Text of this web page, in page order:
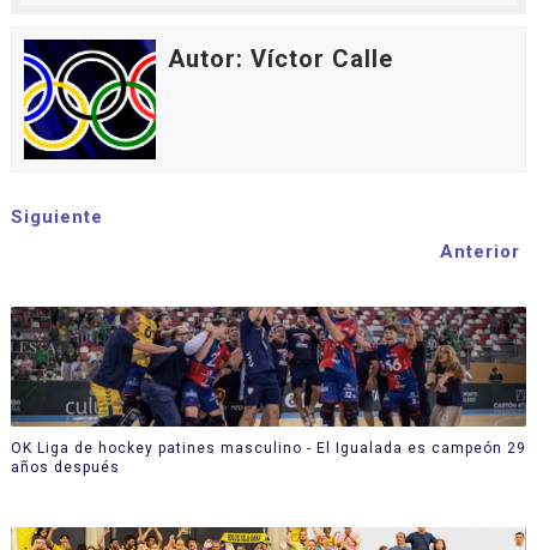
Autor: Víctor Calle
Siguiente
Anterior
OK Liga de hockey patines masculino - El Igualada es campeón 29
años después